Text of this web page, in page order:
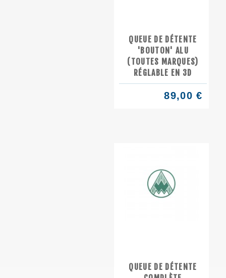
QUEUE DE DÉTENTE
'BOUTON' ALU
(TOUTES MARQUES)
RÉGLABLE EN 3D
89,00 €
QUEUE DE DÉTENTE